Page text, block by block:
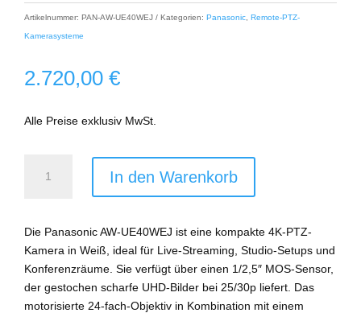
Artikelnummer:PAN-AW-UE40WEJ Kategorien:Panasonic ,Remote-PTZ-
Kamerasysteme
2.720,00€
Alle Preise exklusiv MwSt.
Color
Video
Camera
Menge
In den Warenkorb
Die Panasonic AW-UE40WEJ ist eine kompakte 4K-PTZ-
Kamera in Weiß, ideal für Live-Streaming, Studio-Setups und
Konferenzräume. Sie verfügt über einen 1/2,5″ MOS-Sensor,
der gestochen scharfe UHD-Bilder bei 25/30p liefert. Das
motorisierte 24-fach-Objektiv in Kombination mit einem